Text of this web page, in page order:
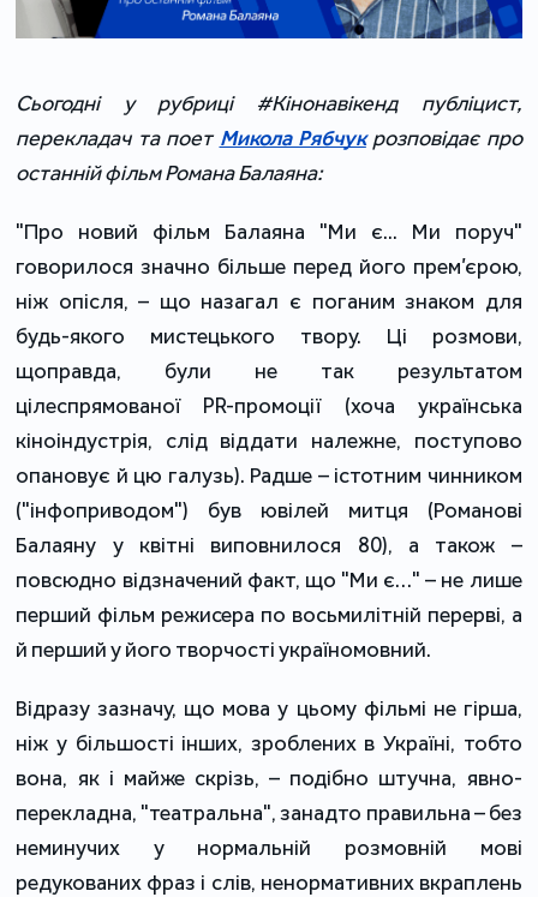
Сьогодні у рубриці #Кінонавікенд публіцист,
перекладач та поет Микола Рябчукрозповідає про
останній фільм Романа Балаяна:
"Про новий фільм Балаяна "Ми є... Ми поруч"
говорилося значно більше перед його прем’єрою,
ніж опісля, – що назагал є поганим знаком для
будь-якого мистецького твору. Ці розмови,
щоправда, були не так результатом
цілеспрямованої PR-промоції (хоча українська
кіноіндустрія, слід віддати належне, поступово
опановує й цю галузь). Радше – істотним чинником
("інфоприводом") був ювілей митця (Романові
Балаяну у квітні виповнилося 80), а також –
повсюдно відзначений факт, що "Ми є…" – не лише
перший фільм режисера по восьмилітній перерві, а
й перший у його творчості україномовний.
Відразу зазначу, що мова у цьому фільмі не гірша,
ніж у більшості інших, зроблених в Україні, тобто
вона, як і майже скрізь, – подібно штучна, явно-
перекладна, "театральна", занадто правильна – без
неминучих у нормальній розмовній мові
редукованих фраз і слів, ненормативних вкраплень